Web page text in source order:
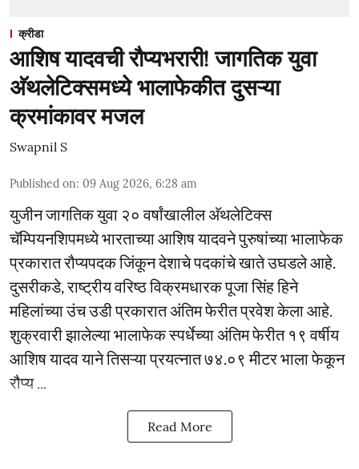
क्रीडा
आशिष यादवची रौप्यभरारी! जागतिक युवा
अ‍ॅथलेटिक्समध्ये भालाफेकीत दुसऱ्या
क्रमांकावर मजल
Swapnil S
Published on: 09 Aug 2026, 6:28 am
युजीन जागतिक युवा २० वर्षांखालील अ‍ॅथलेटिक्स
चॅम्पियनशिपमध्ये भारताच्या आशिष यादवने पुरुषांच्या भालाफेक
प्रकारात रौप्यपदक जिंकून देशाचे पदकांचे खाते उघडले आहे.
दुसरीकडे, राष्ट्रीय वरिष्ठ विक्रमधारक पूजा सिंह हिने
महिलांच्या उंच उडी प्रकारात अंतिम फेरीत प्रवेश केला आहे.
शुक्रवारी झालेल्या भालाफेक स्पर्धेच्या अंतिम फेरीत १९ वर्षीय
आशिष यादव याने तिसऱ्या प्रयत्नात ७४.०९ मीटर भाला फेकून
रौप्य ...
Read More